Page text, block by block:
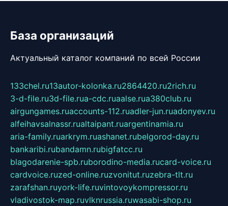
База организаций
Актуальный каталог компаний по всей России
133chel.ru13autor-kolonka.ru2864420.ru2rich.ru
3-d-file.ru3d-file.rua-cdc.ruaalse.rua380club.ru
airgungames.ruaccounts-112.ruadler-jun.ruadonyev.ru
alfeihavsalnassr.rualtaipant.ruargentinamia.ru
aria-family.ruarkrym.ruashanet.rubelgorod-day.ru
bankaribi.rubandamn.rubigfatcc.ru
blagodarenie-spb.ruborodino-media.rucard-voice.ru
cardvoice.ruzed-online.ruzvonitut.ruzebra-tlt.ru
zarafshan.ruyork-life.ruvintovoykompressor.ru
vladivostok-map.ruvlknrussia.ruwasabi-shop.ru